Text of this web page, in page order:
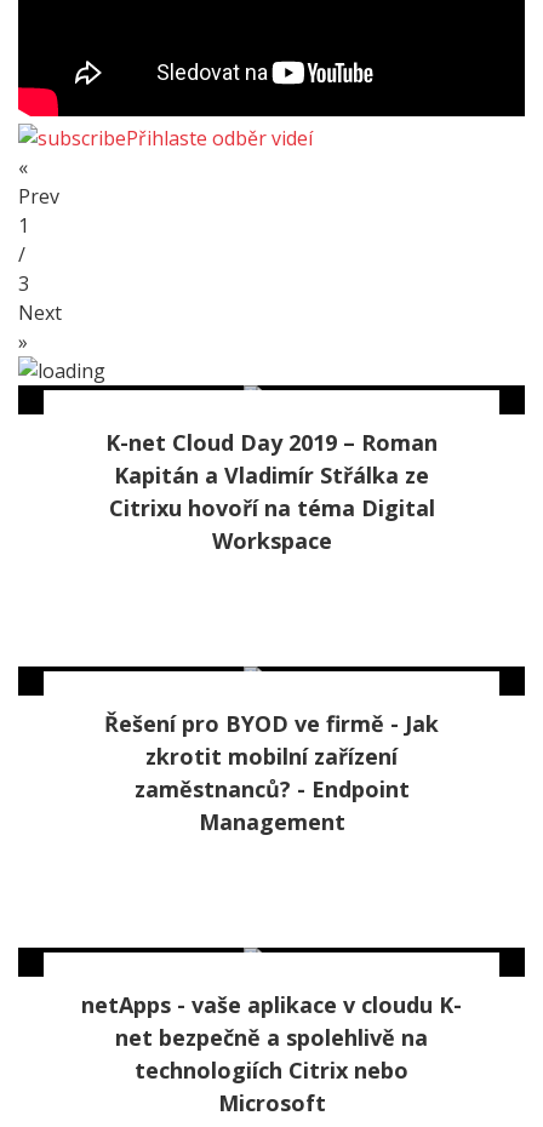
Přihlaste odběr videí
«
Prev
1
/
3
Next
»
K-net Cloud Day 2019 – Roman
Kapitán a Vladimír Střálka ze
Citrixu hovoří na téma Digital
Workspace
Řešení pro BYOD ve firmě - Jak
zkrotit mobilní zařízení
zaměstnanců? - Endpoint
Management
netApps - vaše aplikace v cloudu K-
net bezpečně a spolehlivě na
technologiích Citrix nebo
Microsoft